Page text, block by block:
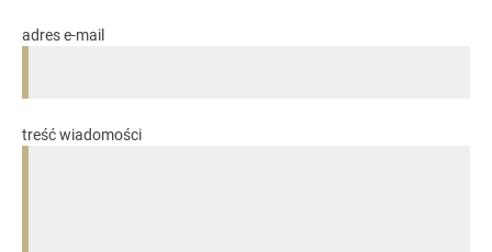
adres e-mail
treść wiadomości